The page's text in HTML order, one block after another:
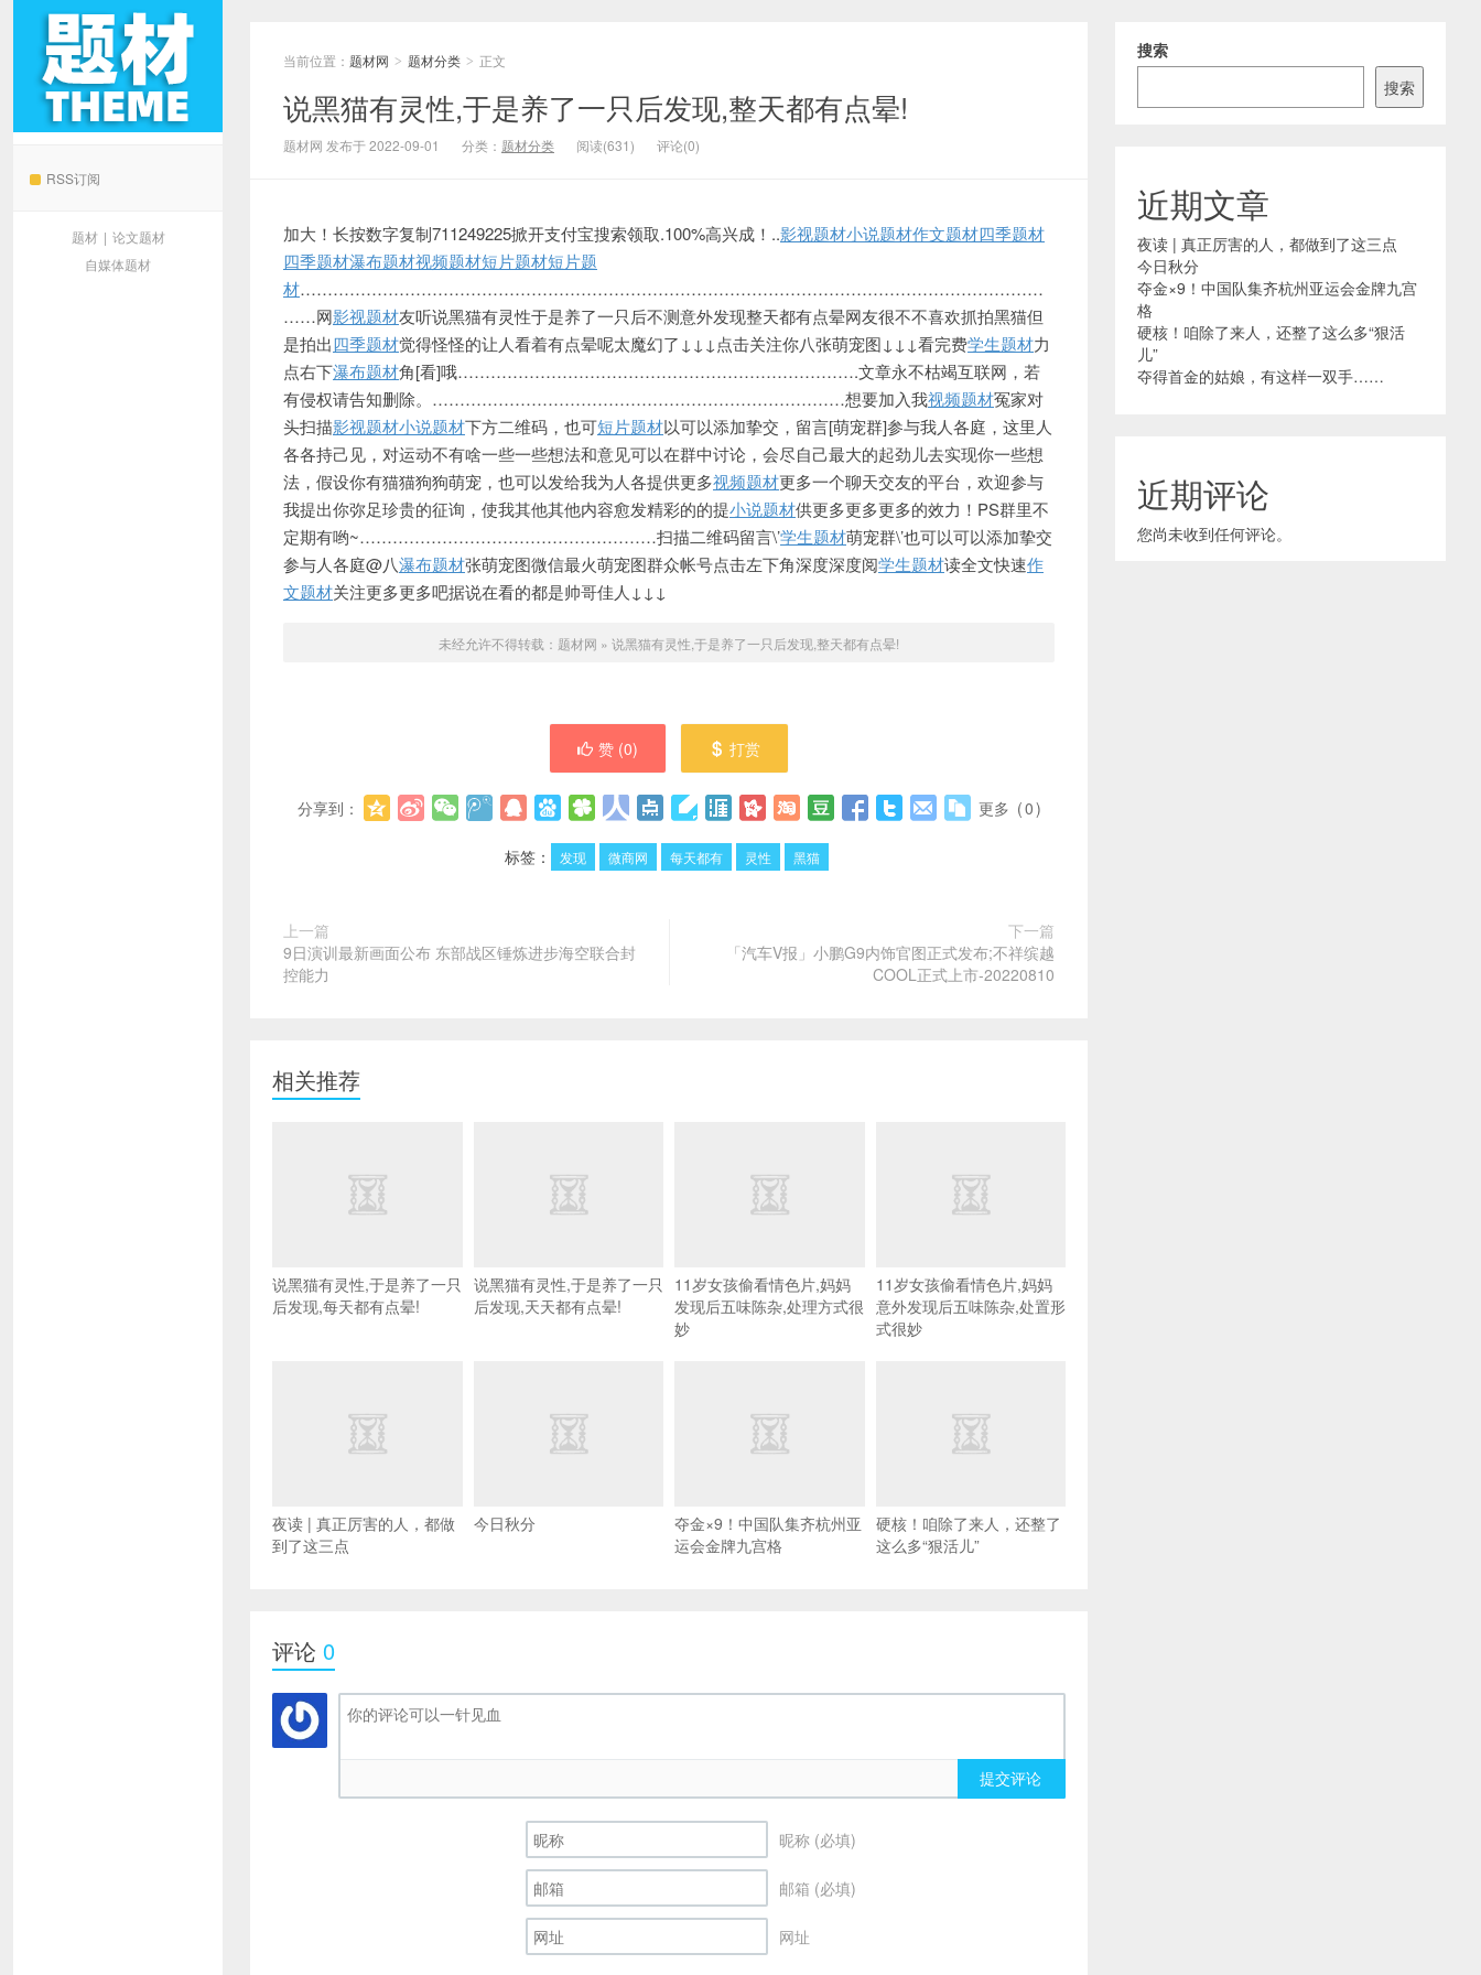
RSS订阅
题材 | 论文题材
自媒体题材
当前位置： 题材网 > 题材分类 > 正文
说黑猫有灵性,于是养了一只后发现,整天都有点晕!
题材网 发布于 2022-09-01 分类： 题材分类 阅读(631) 评论(0)
加大！长按数字复制711249225掀开支付宝搜索领取.100%高兴成！..影视题材小说题材作文题材四季题材
四季题材瀑布题材视频题材短片题材短片题
材………………………………………………………………………………………………………………………
……网影视题材友听说黑猫有灵性于是养了一只后不测意外发现整天都有点晕网友很不不喜欢抓拍黑猫但
是拍出四季题材觉得怪怪的让人看着有点晕呢太魔幻了↓↓↓点击关注你八张萌宠图↓↓↓看完费学生题材力
点右下瀑布题材角[看]哦……………………………………………………………….文章永不枯竭互联网，若
有侵权请告知删除。…………………………………………………………………想要加入我视频题材冤家对
头扫描影视题材小说题材下方二维码，也可短片题材以可以添加挚交，留言[萌宠群]参与我人各庭，这里人
各各持己见，对运动不有啥一些一些想法和意见可以在群中讨论，会尽自己最大的起劲儿去实现你一些想
法，假设你有猫猫狗狗萌宠，也可以发给我为人各提供更多视频题材更多一个聊天交友的平台，欢迎参与
我提出你弥足珍贵的征询，使我其他其他内容愈发精彩的的提小说题材供更多更多更多的效力！PS群里不
定期有哟~………………………………………………扫描二维码留言\’学生题材萌宠群\’也可以可以添加挚交
参与人各庭@八瀑布题材张萌宠图微信最火萌宠图群众帐号点击左下角深度深度阅学生题材读全文快速作
文题材关注更多更多吧据说在看的都是帅哥佳人↓↓↓
未经允许不得转载： 题材网 » 说黑猫有灵性,于是养了一只后发现,整天都有点晕!
赞 (0) 打赏
分享到： 更多 (0)
标签： 发现 微商网 每天都有 灵性 黑猫
上一篇
9日演训最新画面公布 东部战区锤炼进步海空联合封
控能力
下一篇
「汽车V报」小鹏G9内饰官图正式发布;不祥缤越
COOL正式上市-20220810
相关推荐
说黑猫有灵性,于是养了一只
后发现,每天都有点晕!
说黑猫有灵性,于是养了一只
后发现,天天都有点晕!
11岁女孩偷看情色片,妈妈
发现后五味陈杂,处理方式很
妙
11岁女孩偷看情色片,妈妈
意外发现后五味陈杂,处置形
式很妙
夜读 | 真正厉害的人，都做
到了这三点
今日秋分
夺金×9！中国队集齐杭州亚
运会金牌九宫格
硬核！咱除了来人，还整了
这么多“狠活儿”
评论 0
提交评论
昵称 (必填)
邮箱 (必填)
网址
搜索
搜索
近期文章
夜读 | 真正厉害的人，都做到了这三点
今日秋分
夺金×9！中国队集齐杭州亚运会金牌九宫
格
硬核！咱除了来人，还整了这么多“狠活
儿”
夺得首金的姑娘，有这样一双手……
近期评论
您尚未收到任何评论。